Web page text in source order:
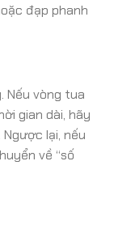
đạp phanh
Nếu vòng tua
gian dài, hãy
lại, nếu
về “số